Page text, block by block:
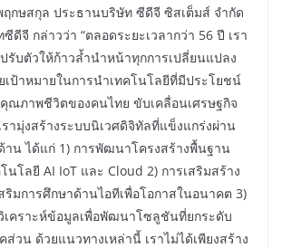
กษสกุล ประธานบริษัท ซีดีจี ซิสเต็มส์ จำกัด
ดีจี กล่าวว่า “ตลอดระยะเวลากว่า 56 ปี เรา
บตัวให้ก้าวล้ำนำหน้าทุกการเปลี่ยนแปลง
เป้าหมายในการนำเทคโนโลยีที่มีประโยชน์
ณภาพชีวิตของคนไทย ขับเคลื่อนเศรษฐกิจ
ามุ่งสร้างระบบนิเวศดิจิทัลที่แข็งแกร่งผ่าน
น ได้แก่ 1) การพัฒนาโครงสร้างพื้นฐาน
นโลยี AI IoT และ Cloud 2) การเสริมสร้าง
ริมการศึกษาด้านไอทีเพื่อโอกาสในอนาคต 3)
เคราะห์ข้อมูลเพื่อพัฒนาโซลูชันที่ยกระดับ
วน ด้วยแนวทางเหล่านี้ เราไม่ได้เพียงสร้าง